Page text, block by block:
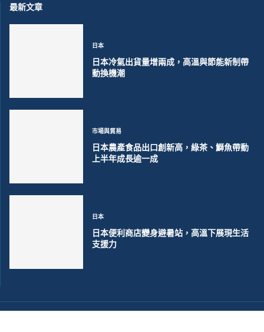
最新文章
日本
日本冷氣出貨量增兩成，高溫與節能新制帶
動換機潮
市場與貿易
日本農產食品出口創新高，綠茶、鰤魚帶動
上半年成長逾一成
日本
日本便利商店變身避暑站，高溫下展現生活
支援力